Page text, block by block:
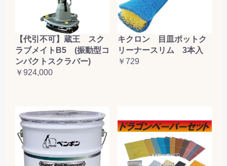
【代引不可】蔵王 スク
ラブメイトB5 (振動型コ
ンパクトスクラバー)
￥924,000
キクロン 目皿ポットク
リーナースリム 3本入
￥729